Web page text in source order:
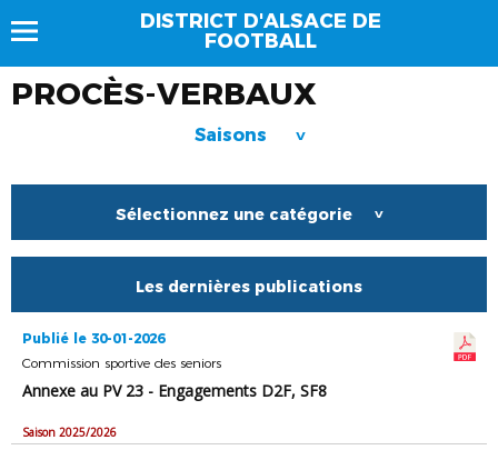
DISTRICT D'ALSACE DE
FOOTBALL
PROCÈS-VERBAUX
Saisons >
Sélectionnez une catégorie >
Les dernières publications
Publié le 30-01-2026
Commission sportive des seniors
Annexe au PV 23 - Engagements D2F, SF8
Saison 2025/2026